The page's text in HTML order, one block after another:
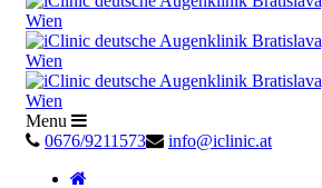
Menu
0676/9211573
info@iclinic.at